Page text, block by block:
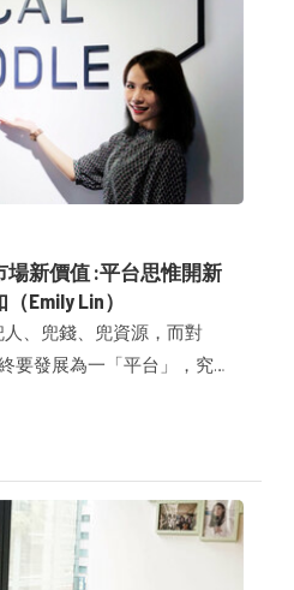
場新價值 :平台思惟開新
Emily Lin）
、兜錢、兜資源，而對
終要發展為一「平台」，究
角色